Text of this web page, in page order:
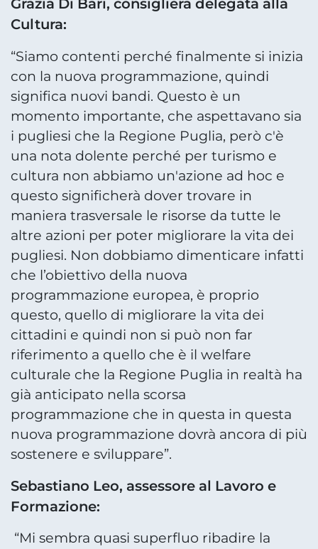
Grazia Di Bari, consigliera delegata alla
Cultura:
“Siamo contenti perché finalmente si inizia
con la nuova programmazione, quindi
significa nuovi bandi. Questo è un
momento importante, che aspettavano sia
i pugliesi che la Regione Puglia, però c'è
una nota dolente perché per turismo e
cultura non abbiamo un'azione ad hoc e
questo significherà dover trovare in
maniera trasversale le risorse da tutte le
altre azioni per poter migliorare la vita dei
pugliesi. Non dobbiamo dimenticare infatti
che l’obiettivo della nuova
programmazione europea, è proprio
questo, quello di migliorare la vita dei
cittadini e quindi non si può non far
riferimento a quello che è il welfare
culturale che la Regione Puglia in realtà ha
già anticipato nella scorsa
programmazione che in questa in questa
nuova programmazione dovrà ancora di più
sostenere e sviluppare”.
Sebastiano Leo, assessore al Lavoro e
Formazione:
“Mi sembra quasi superfluo ribadire la